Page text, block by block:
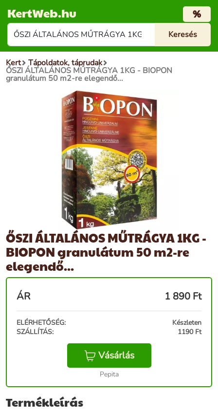
KertWeb.hu %
Kert Tápoldatok, táprudak
ŐSZI ÁLTALÁNOS MŰTRÁGYA 1KG - BIOPON
granulátum 50 m2-re elegendő...
ŐSZI ÁLTALÁNOS MŰTRÁGYA 1KG -
BIOPON granulátum 50 m2-re
elegendő...
ÁR 1 890 Ft
ELÉRHETŐSÉG:
Készleten
SZÁLLÍTÁS:
1190 Ft
Vásárlás
Pepita
Termékleírás